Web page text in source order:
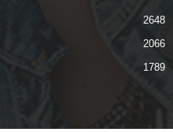
2648
2066
1789